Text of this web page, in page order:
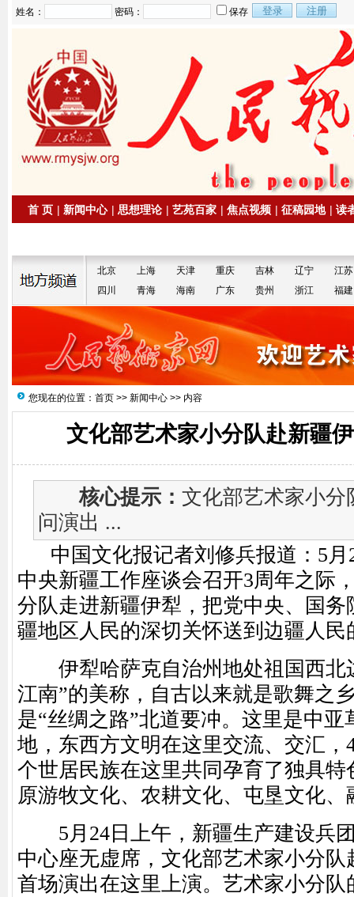
姓名： 密码： 保存
首 页 | 新闻中心 | 思想理论 | 艺苑百家 | 焦点视频 | 征稿园地 | 读
北京 上海 天津 重庆 吉林 辽宁
江苏
四川
青海 海南 广东 贵州 浙江 福建
您现在的位置： 首页 >> 新闻中心 >> 内容
文化部艺术家小分队赴新疆
核心提示： 文化部艺术家小分
问演出 ...
中国文化报记者刘修兵报道：5月
中央新疆工作座谈会召开3周年之际
分队走进新疆伊犁，把党中央、国务
疆地区人民的深切关怀送到边疆人民
伊犁哈萨克自治州地处祖国西北
江南”的美称，自古以来就是歌舞之
是“丝绸之路”北道要冲。这里是中亚
地，东西方文明在这里交流、交汇，
个世居民族在这里共同孕育了独具特
原游牧文化、农耕文化、屯垦文化、
5月24日上午，新疆生产建设兵
中心座无虚席，文化部艺术家小分
首场演出在这里上演。艺术家小分队